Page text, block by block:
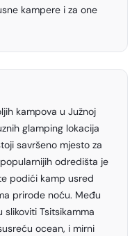
kampere i za one
kampova u Južnoj
glamping lokacija
savršeno mjesto za
odredišta je
podići kamp usred
prirode noću. Među
Tsitsikamma
ocean, i mirni